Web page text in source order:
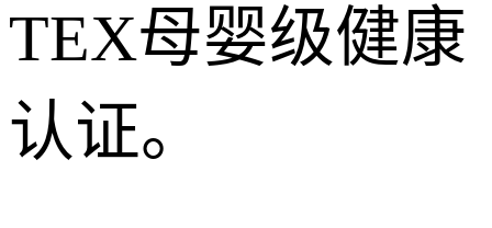
TEX母婴级健康
认证。